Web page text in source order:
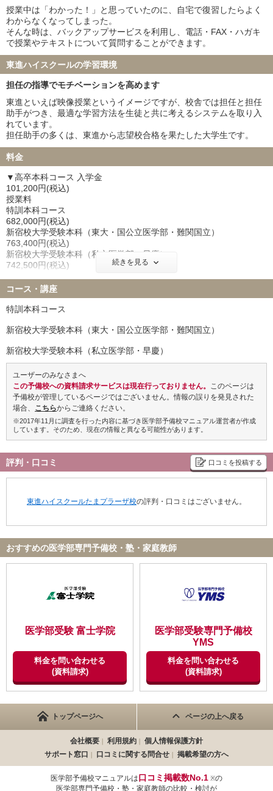
鳥取大学 13名
徳島大学 35名
旭川医科大学 21名
秋田大学 19名
山形大学 24名
福島県立医科大学 18名
島根大学 7名
佐賀大学 27名
防衛医科大学校 59名
私立大学
慶應義塾大学 39名
東京慈恵会医科大学 19名
順天堂大学 44名
日本医科大学 29名
大阪医科薬科大学 17名
関西医科大学 40名
国際医療福祉大学 48名
自治医科大学 31名
東京医科大学 23名
東邦大学 25名
帝京大学 20名
愛知医科大学 16名
東北医科薬科大学 17名
日本大学 5名
兵庫医科大学 18名
聖マリアンナ医科大学 10名
金沢医科大学 7名
福岡大学 9名
北里大学 22名
岩手医科大学 15名
獨協医科大学 13名
東京女子医科大学 11名
川崎医科大学 2名
※東進ネットワーク生（東進ハイスクール・東進衛星予備校・早稲
田塾）の現役生のみ、高3時在籍者のみの合同実績となります
授業中は「わかった！」と思っていたのに、自宅で復習したらよく
わからなくなってしまった。
そんな時は、バックアップサービスを利用し、電話・FAX・ハガキ
で授業やテキストについて質問することができます。
東進ハイスクールの学習環境
担任の指導でモチベーションを高めます
東進といえば映像授業というイメージですが、校舎では担任と担任
助手がつき、最適な学習方法を生徒と共に考えるシステムを取り入
れています。
担任助手の多くは、東進から志望校合格を果たした大学生です。
料金
▼高卒本科コース 入学金
101,200円(税込)
授業料
特訓本科コース
682,000円(税込)
新宿校大学受験本科（東大・国公立医学部・難関国立）
763,400円(税込)
新宿校大学受験本科（私立医学部・早慶）
742,500円(税込)
コース外受講料
■追加講習講座
1講座につき 77,000円(税込)
90分×5回＋講座修了判定テスト1回 19,250円(税込)
90分×10回＋講座修了判定テスト1回 38,500円(税込)
続きを見る
コース・講座
特訓本科コース
新宿校大学受験本科（東大・国公立医学部・難関国立）
新宿校大学受験本科（私立医学部・早慶）
ユーザーのみなさまへ
この予備校への資料請求サービスは現在行っておりません。 このページは
予備校が管理しているページではございません。情報の誤りを発見された
場合、 こちらからご連絡ください。
※2017年11月に調査を行った内容に基づき医学部予備校マニュアル運営者が作成
しています。そのため、現在の情報と異なる可能性があります。
評判・口コミ 口コミを投稿する
東進ハイスクールたまプラーザ校の評判・口コミはございません。
おすすめの医学部専門予備校・塾・家庭教師
医学部受験 富士学院
料金を問い合わせる
(資料請求)
医学部受験専門予備校
YMS
料金を問い合わせる
(資料請求)
トップページへ ページの上へ戻る
会社概要 利用規約
個人情報保護方針
サポート窓口
口コミに関する問合せ 掲載希望の方へ
医学部予備校マニュアルは口コミ掲載数No.1 ※の
医学部専門予備校・塾・家庭教師の比較・検討が